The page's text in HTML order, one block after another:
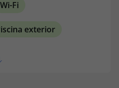
Wi-Fi
exterior